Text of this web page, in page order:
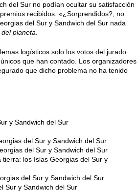
del Sur no podían ocultar su satisfacción
recibidos. «¿Sorprendidos?, no
del Sur y Sandwich del Sur nada
planeta
logísticos solo los votos del jurado
que han contado. Los organizadores
que dicho problema no ha tenido
y Sandwich del Sur
del Sur y Sandwich del Sur
del Sur y Sandwich del Sur
los Islas Georgias del Sur y
del Sur y Sandwich del Sur
Sur y Sandwich del Sur